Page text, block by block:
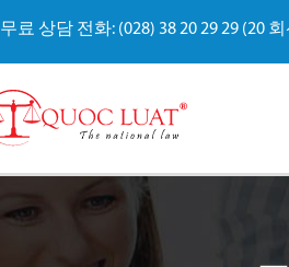
무료 상담 전화: (028) 38 20 29 29 (20